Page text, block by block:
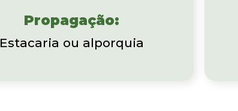
Propagação:
Estacaria ou alporquia